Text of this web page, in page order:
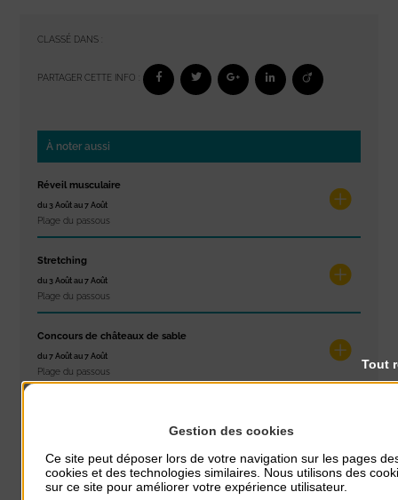
CLASSÉ DANS :
PARTAGER CETTE INFO :
À noter aussi
Réveil musculaire
du 3 Août au 7 Août
Plage du passous
Stretching
du 3 Août au 7 Août
Plage du passous
Concours de châteaux de sable
du 7 Août au 7 Août
Plage du passous
Concert
Gestion des cookies
Ce site peut déposer lors de votre navigation sur les pages
cookies et des technologies similaires. Nous utilisons des
sur ce site pour améliorer votre expérience utilisateur.
Tout